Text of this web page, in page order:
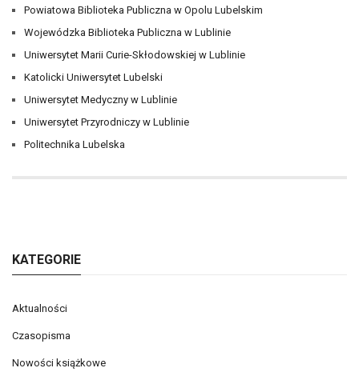
Powiatowa Biblioteka Publiczna w Opolu Lubelskim
Wojewódzka Biblioteka Publiczna w Lublinie
Uniwersytet Marii Curie-Skłodowskiej w Lublinie
Katolicki Uniwersytet Lubelski
Uniwersytet Medyczny w Lublinie
Uniwersytet Przyrodniczy w Lublinie
Politechnika Lubelska
KATEGORIE
Aktualności
Czasopisma
Nowości książkowe